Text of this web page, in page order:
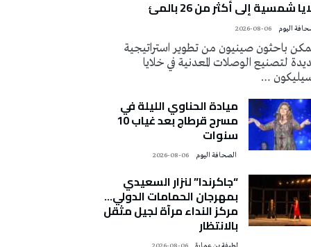
شمسية إلى أكثر من 26 بالمئ
2026-08-06
باحثون صينيون من تطوير استراتيجية
لتصنيع الوصلات المعدنية في خلايا
…
ميادة الحناوي الليلة في
مسرح قرطاج بعد غياب 10
سنوات
2026-08-06
“جاكرندا” لنزار السعيدي
بمهرجان الحمامات الدولي…
مركز النداء مرآة لجيل مثقل
بالانتظار